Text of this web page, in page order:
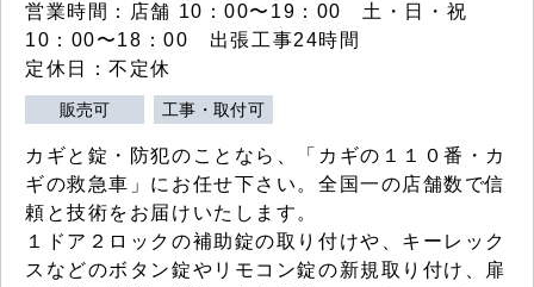
営業時間：店舗 10：00〜19：00 土・日・祝
10：00〜18：00 出張工事24時間
定休日：不定休
販売可 工事・取付可
カギと錠・防犯のことなら、「カギの１１０番・カ
ギの救急車」にお任せ下さい。全国一の店舗数で信
頼と技術をお届けいたします。
１ドア２ロックの補助錠の取り付けや、キーレック
スなどのボタン錠やリモコン錠の新規取り付け、扉